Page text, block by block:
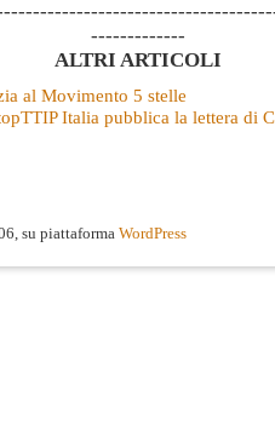
-------------
ALTRI ARTICOLI
al Movimento 5 stelle
Italia pubblica la lettera di
su piattaforma WordPress